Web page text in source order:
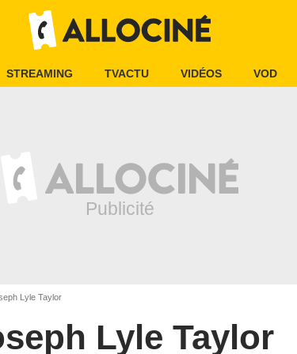
STREAMING TVACTU VIDÉOS VOD
Lyle Taylor
Lyle Taylor